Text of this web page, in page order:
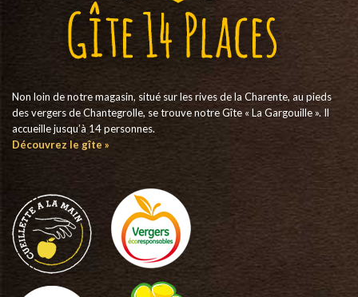
Non loin de notre magasin, situé sur les rives de la Charente, au pieds
des vergers de Chantegrolle, se trouve notre Gîte « La Gargouille ». Il
accueille jusqu’à 14 personnes.
Découvrez le gîte »